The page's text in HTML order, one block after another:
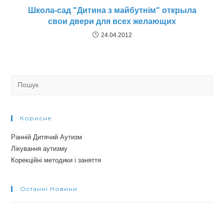
Школа-сад "Дитина з майбутнім" открыла
свои двери для всех желающих
24.04.2012
Корисне
Ранній Дитячий Аутизм
Лікування аутизму
Корекційні методики і заняття
Останні Новини